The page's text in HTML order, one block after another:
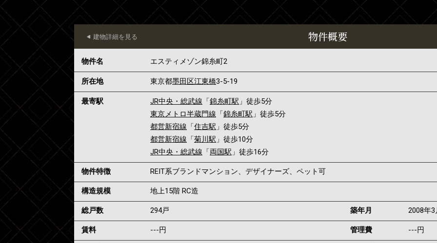
物件概要
建物詳細を見る
物件名 エスティメゾン錦糸町2
所在地 東京都墨田区江東橋3-5-19
最寄駅 JR中央・総武線 「錦糸町駅 」徒歩5分
東京メトロ半蔵門線 「錦糸町駅 」徒歩5分
都営新宿線 「住吉駅 」徒歩5分
都営新宿線 「菊川駅 」徒歩10分
JR中央・総武線 「両国駅 」徒歩16分
物件特徴 REIT系ブランドマンション、デザイナーズ、ペット可
構造規模 地上15階 RC造
総戸数 294戸 築年月 2008年3
賃料 ---円 管理費 ---円